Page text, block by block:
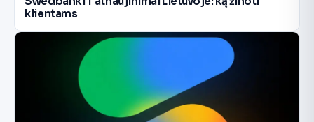
klientams